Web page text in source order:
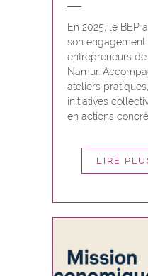
En 2025, le BEP
son
entrepreneurs
Namur.
ateliers
initiatives
en actions
LIRE